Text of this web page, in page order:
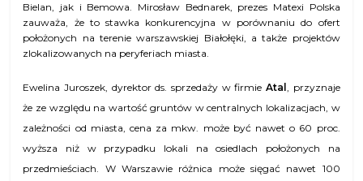
Bielan, jak i Bemowa. Mirosław Bednarek, prezes Matexi Polska
zauważa, że to stawka konkurencyjna w porównaniu do ofert
położonych na terenie warszawskiej Białołęki, a także projektów
zlokalizowanych na peryferiach miasta.
Ewelina Juroszek, dyrektor ds. sprzedaży w firmie Atal , przyznaje
że ze względu na wartość gruntów w centralnych lokalizacjach, w
zależności od miasta, cena za mkw. może być nawet o 60 proc.
wyższa niż w przypadku lokali na osiedlach położonych na
przedmieściach. W Warszawie różnica może sięgać nawet 100